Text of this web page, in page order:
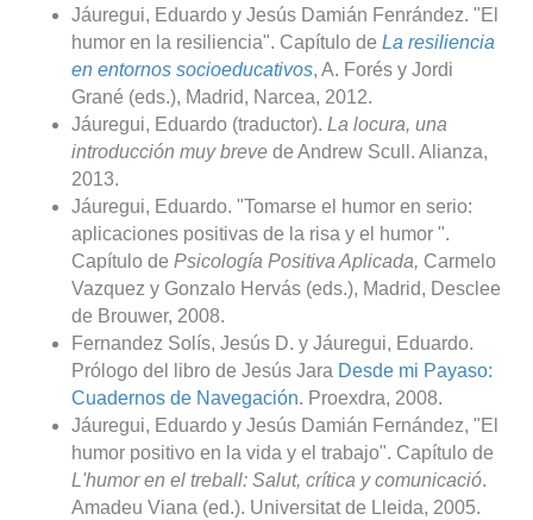
Jáuregui, Eduardo y Jesús Damián Fenrández. "El
humor en la resiliencia". Capítulo de La resiliencia
en entornos socioeducativos, A. Forés y Jordi
Grané (eds.), Madrid, Narcea, 2012.
Jáuregui, Eduardo (traductor). La locura, una
introducción muy breve de Andrew Scull. Alianza,
2013.
Jáuregui, Eduardo. "Tomarse el humor en serio:
aplicaciones positivas de la risa y el humor ".
Capítulo de Psicología Positiva Aplicada, Carmelo
Vazquez y Gonzalo Hervás (eds.), Madrid, Desclee
de Brouwer, 2008.
Fernandez Solís, Jesús D. y Jáuregui, Eduardo.
Prólogo del libro de Jesús Jara Desde mi Payaso:
Cuadernos de Navegación. Proexdra, 2008.
Jáuregui, Eduardo y Jesús Damián Fernández, "El
humor positivo en la vida y el trabajo". Capítulo de
L'humor en el treball: Salut, crítica y comunicació.
Amadeu Viana (ed.). Universitat de Lleida, 2005.